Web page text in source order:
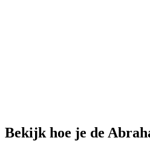
Bekijk hoe je de